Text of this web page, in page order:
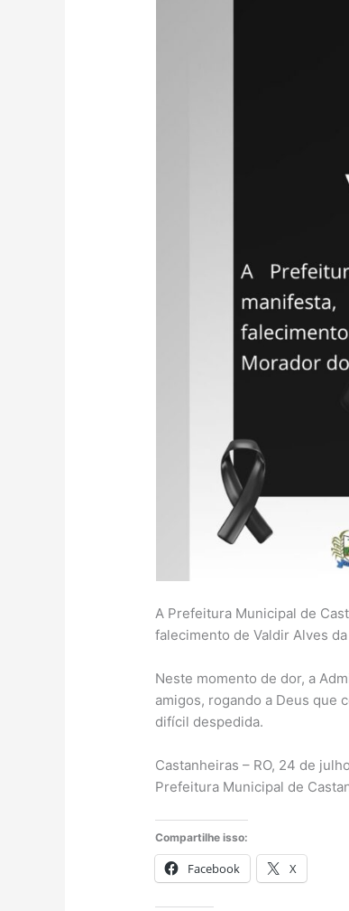
A Prefeitura Municipal de
falecimento de Valdir Alves
Neste momento de dor, a
amigos, rogando a Deus que
difícil despedida.
Castanheiras – RO, 24 de
Prefeitura Municipal de
Compartilhe isso:
Facebook X